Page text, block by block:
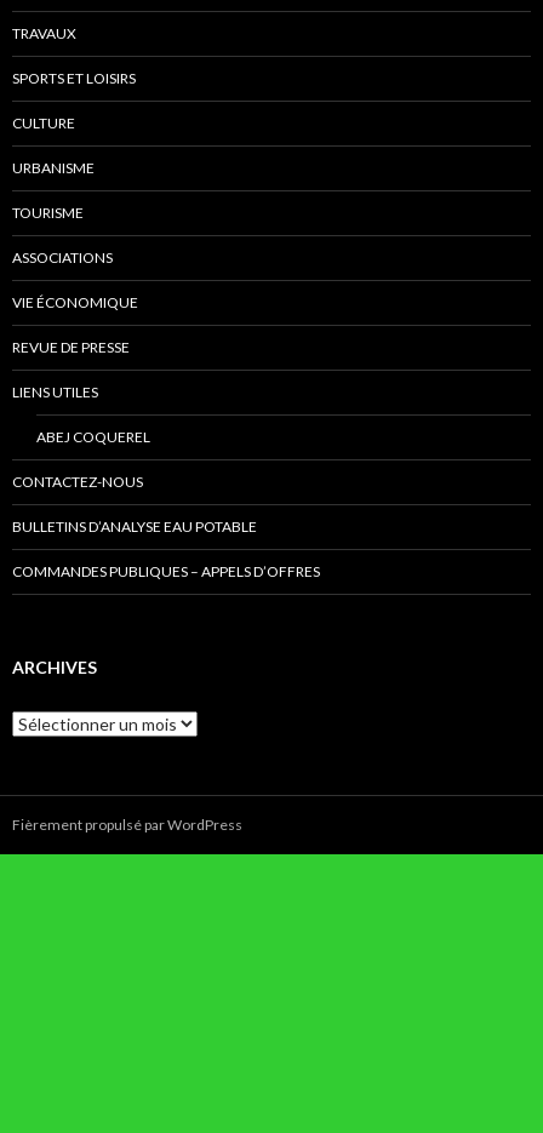
TRAVAUX
SPORTS ET LOISIRS
CULTURE
URBANISME
TOURISME
ASSOCIATIONS
VIE ÉCONOMIQUE
REVUE DE PRESSE
LIENS UTILES
ABEJ COQUEREL
CONTACTEZ-NOUS
BULLETINS D’ANALYSE EAU POTABLE
COMMANDES PUBLIQUES – APPELS D’OFFRES
ARCHIVES
Archives
Fièrement propulsé par WordPress